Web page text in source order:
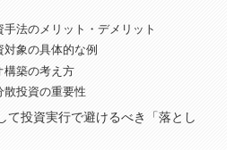
手法のメリット・デメリット
象の具体的な例
構築の考え方
散投資の重要性
て投資実行で避けるべき「落とし